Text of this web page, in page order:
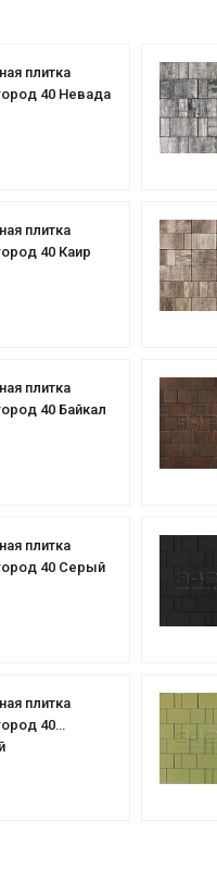
плитка
40 Невада
плитка
40 Каир
плитка
40 Байкал
плитка
40 Серый
плитка
40